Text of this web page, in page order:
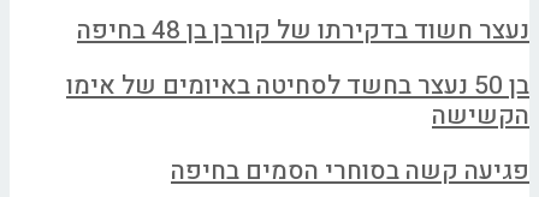
נעצר חשוד בדקירתו של קורבן בן 48 בחיפה
בן 50 נעצר בחשד לסחיטה באיומים של אימו
הקשישה
פגיעה קשה בסוחרי הסמים בחיפה